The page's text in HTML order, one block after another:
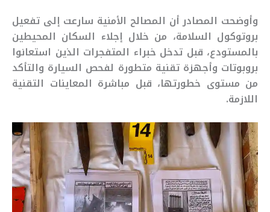
وأوضحت المصادر أن المصالح الأمنية سارعت إلى تفعيل
بروتوكول السلامة، من خلال إجلاء السكان المحيطين
بالمستودع، قبل تدخل خبراء المتفجرات الذين استعانوا
بروبوتات وأجهزة تقنية متطورة لفحص السيارة والتأكد
من مستوى خطورتها، قبل مباشرة المعاينات التقنية
اللازمة.